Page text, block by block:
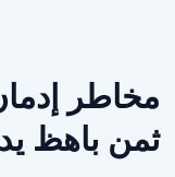
مخاطر
ثمن باهظ